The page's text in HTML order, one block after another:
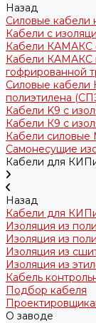
Назад
Силовые кабели
Кабели с
Кабели КАМАКС
Кабели КАМАКС
гофрированной
Силовые кабели
полиэтилена
Кабели K9 с
Кабели К9 с
Кабели силовые
Самонесущие
Кабели для
Назад
Кабели для
Изоляция из
Изоляция из
Изоляция из
Изоляция из
Кабель
Подбор кабеля
О заводе